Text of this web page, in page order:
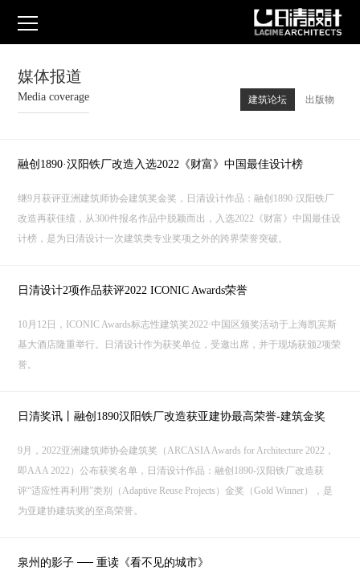
媒体报道
Media coverage 建筑论坛 出版物
融创1890·汉阳铁厂改造入选2022《财富》中国最佳设计榜
继9月获评亚洲建筑师协会建筑奖金奖，日清设计作品：融创1890·汉阳铁厂
改造再获佳绩，从300件报名作品中脱颖而出，入选2022《财富》中国最佳设
计榜，是为日清设计一次建筑类专业奖项之外的跨界荣誉突破。
日清设计2项作品获评2022 ICONIC Awards荣誉
10月12日，ICONIC Awards标志性建筑奖2022·中国区颁奖活动于上海凯宾斯
基大酒店隆重举行。日清设计作为获奖单位，受邀出席，并于现场获颁2项荣
誉。
日清奖讯丨融创1890汉阳铁厂改造获亚建协最高荣誉-建筑金奖
9月，2022亚洲建筑师协会建筑奖（ARCASIA Awards for Architecture 2022，
即AAA 2022）公布获奖名单，日清设计作品：融创1890-汉阳铁厂改造获
评“适应性再利用”类别（Adaptive Reuse Projects）金奖（Gold Winner），是
为亚建协建筑奖的至高荣誉。
泉州的影子 ── 重读《看不见的城市》